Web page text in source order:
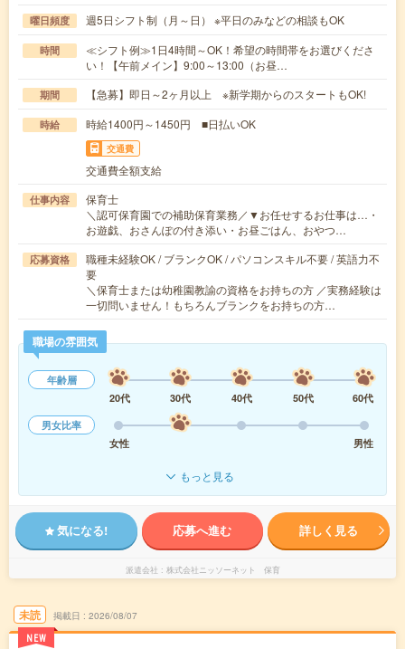
曜日頻度 週5日シフト制（月～日） ※平日のみなどの相談もOK
時間
≪シフト例≫1日4時間～OK！希望の時間帯をお選びくださ
い！【午前メイン】9:00～13:00（お昼…
期間 【急募】即日～2ヶ月以上 ※新学期からのスタートもOK!
時給 時給1400円～1450円 ■日払いOK
交通費
交通費全額支給
仕事内容
保育士
＼認可保育園での補助保育業務／▼お任せするお仕事は…・
お遊戯、おさんぽの付き添い・お昼ごはん、おやつ…
応募資格
職種未経験OK / ブランクOK / パソコンスキル不要 / 英語力不
要
＼保育士または幼稚園教諭の資格をお持ちの方 ／実務経験は
一切問いません！もちろんブランクをお持ちの方…
職場の雰囲気
年齢層
20代
30代 40代 50代
60代
男女比率
女性
男性
もっと見る
気になる! 応募へ進む 詳しく見る
派遣会社 株式会社ニッソーネット 保育
未読
NEW
掲載日 2026/08/07